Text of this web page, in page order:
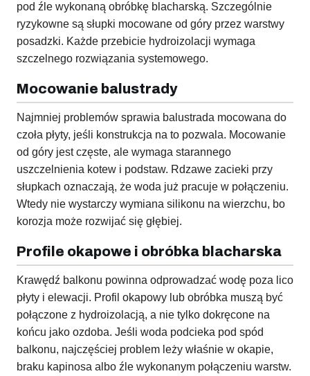
pod źle wykonaną obróbkę blacharską. Szczególnie
ryzykowne są słupki mocowane od góry przez warstwy
posadzki. Każde przebicie hydroizolacji wymaga
szczelnego rozwiązania systemowego.
Mocowanie balustrady
Najmniej problemów sprawia balustrada mocowana do
czoła płyty, jeśli konstrukcja na to pozwala. Mocowanie
od góry jest częste, ale wymaga starannego
uszczelnienia kotew i podstaw. Rdzawe zacieki przy
słupkach oznaczają, że woda już pracuje w połączeniu.
Wtedy nie wystarczy wymiana silikonu na wierzchu, bo
korozja może rozwijać się głębiej.
Profile okapowe i obróbka blacharska
Krawędź balkonu powinna odprowadzać wodę poza lico
płyty i elewacji. Profil okapowy lub obróbka muszą być
połączone z hydroizolacją, a nie tylko dokręcone na
końcu jako ozdoba. Jeśli woda podcieka pod spód
balkonu, najczęściej problem leży właśnie w okapie,
braku kapinosa albo źle wykonanym połączeniu warstw.